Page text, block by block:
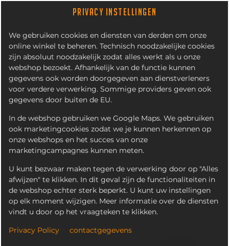
PRIVACY INSTELLINGEN
We gebruiken cookies en diensten van derden om onze
online winkel te beheren. Technisch noodzakelijke cookies
zijn absoluut noodzakelijk zodat alles werkt als u onze
webshop bezoekt. Afhankelijk van de functie kunnen
gegevens ook worden doorgegeven aan dienstverleners
voor verdere verwerking. Sommige providers geven ook
gegevens door buiten de EU.
In de webshop gebruiken we Google Maps. We gebruiken
ook marketingcookies zodat we je kunnen herkennen op
onze webshops en het succes van onze
marketingcampagnes kunnen meten.
U kunt bezwaar maken tegen de verwerking door op "Alles
afwijzen" te klikken. In dit geval zijn de functionaliteiten in
de webshop echter sterk beperkt. U kunt uw instellingen
op elk moment wijzigen. Meer informatie over de diensten
vindt u door op het vraagteken te klikken.
Privacy Policy contactgegevens
VEGETARISCHE KIPBURGER